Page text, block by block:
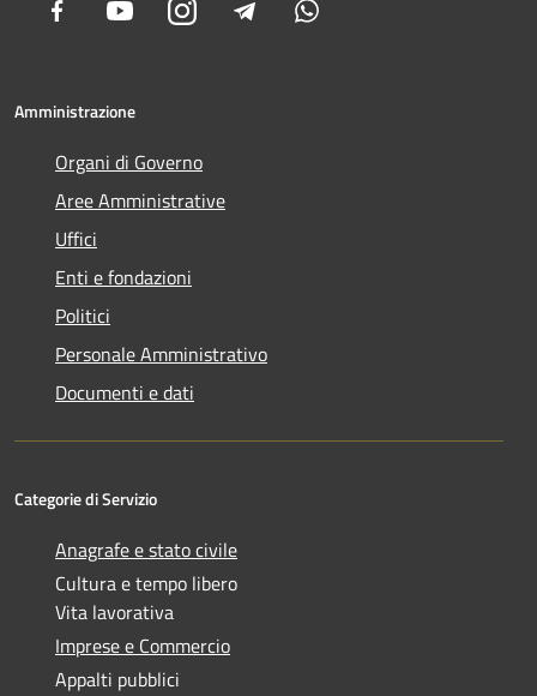
Facebook YoutubeInstagram Telegram
Amministrazione
Organi di Governo
Aree Amministrative
Uffici
Enti e fondazioni
Politici
Personale Amministrativo
Documenti e dati
Categorie di Servizio
Anagrafe e stato civile
Cultura e tempo libero
Vita lavorativa
Imprese e Commercio
Appalti pubblici